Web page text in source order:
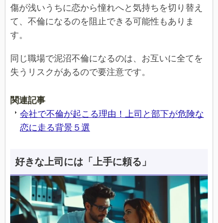
傷が浅いうちに恋から憧れへと気持ちを切り替え
て、不倫になるのを阻止できる可能性もありま
す。
同じ職場で泥沼不倫になるのは、お互いに全てを
失うリスクがあるので要注意です。
関連記事
会社で不倫が起こる理由！上司と部下が危険な
恋に走る背景５選
好きな上司には「上手に頼る」